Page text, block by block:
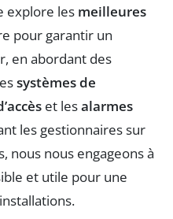
explore les meilleures
pour garantir un
en abordant des
systèmes de
et lesalarmes
les gestionnaires sur
nous nous engageons à
et utile pour une